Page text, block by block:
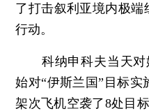
了打击叙利亚境内极端
行动。
科纳申科夫当天对
始对“伊斯兰国”目标实
架次飞机空袭了8处目